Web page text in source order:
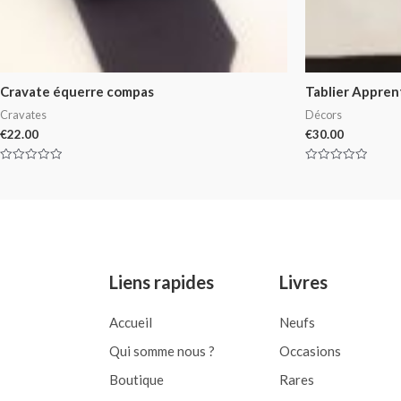
Cravate équerre compas
Cravates
€22.00
Tablier
Décors
€30.00
Liens rapides
Accueil
Qui somme nous ?
Boutique
Livres
Neufs
Occasions
Rares